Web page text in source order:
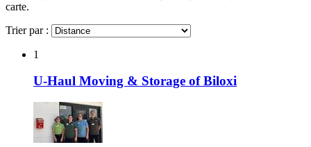
carte.
Trier par :
1
U-Haul Moving & Storage of Biloxi